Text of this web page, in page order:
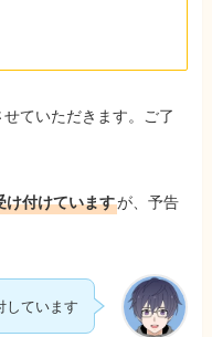
ていただきます。ご了
け付けていますが、予告
しています